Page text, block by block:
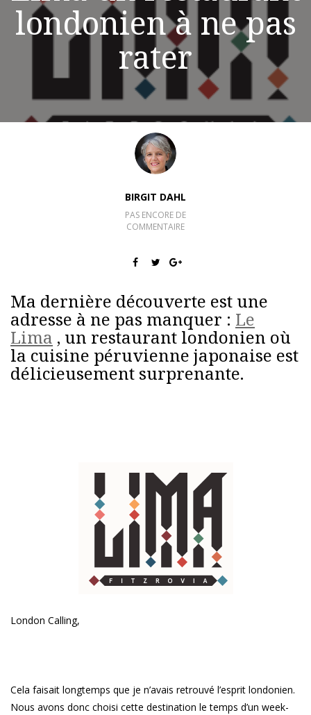
londonien à ne pas
rater
BIRGIT DAHL
PAS ENCORE DE
COMMENTAIRE
Ma dernière découverte est une
adresse à ne pas manquer : Le
Lima , un restaurant londonien où
la cuisine péruvienne japonaise est
délicieusement surprenante.
London Calling,
Cela faisait longtemps que je n’avais retrouvé l’esprit londonien.
Nous avons donc choisi cette destination le temps d’un week-